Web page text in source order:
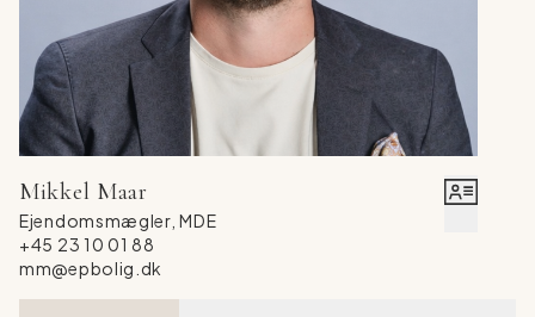
Mikkel Maar
Ejendomsmægler, MDE
+45 23 10 01 88
mm@epbolig.dk